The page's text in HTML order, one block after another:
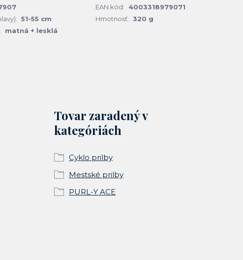
EAN kód:
4003318979071
51-55 cm Hmotnosť:
320 g
matná + lesklá
Tovar zaradený v
kategóriách
Cyklo prilby
Mestské prilby
PURL-Y ACE